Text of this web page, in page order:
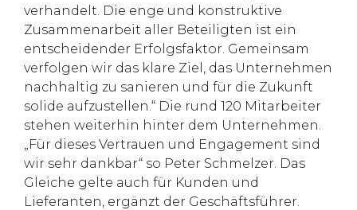
verhandelt. Die enge und konstruktive
Zusammenarbeit aller Beteiligten ist ein
entscheidender Erfolgsfaktor. Gemeinsam
verfolgen wir das klare Ziel, das Unternehmen
nachhaltig zu sanieren und für die Zukunft
solide aufzustellen.“ Die rund 120 Mitarbeiter
stehen weiterhin hinter dem Unternehmen.
„Für dieses Vertrauen und Engagement sind
wir sehr dankbar“ so Peter Schmelzer. Das
Gleiche gelte auch für Kunden und
Lieferanten, ergänzt der Geschäftsführer.